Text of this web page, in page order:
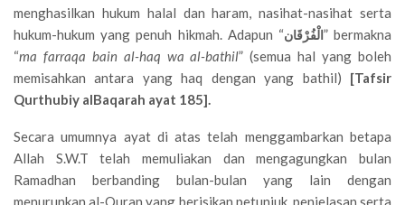
menghasilkan hukum halal dan haram, nasihat-nasihat serta
hukum-hukum yang penuh hikmah. Adapun “الْفُرْقَان” bermakna
“ma farraqa bain al-haq wa al-bathil” (semua hal yang boleh
memisahkan antara yang haq dengan yang bathil) [Tafsir
Qurthubiy alBaqarah ayat 185].
Secara umumnya ayat di atas telah menggambarkan betapa
Allah S.W.T telah memuliakan dan mengagungkan bulan
Ramadhan berbanding bulan-bulan yang lain dengan
menurunkan al-Quran yang berisikan petunjuk, penjelasan serta